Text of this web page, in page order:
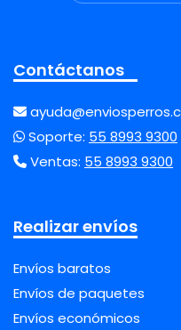
Contáctanos
Soporte: 55 8993 9300
Ventas: 55 8993 9300
Realizar envíos
Envíos baratos
Envíos de paquetes
Envíos económicos